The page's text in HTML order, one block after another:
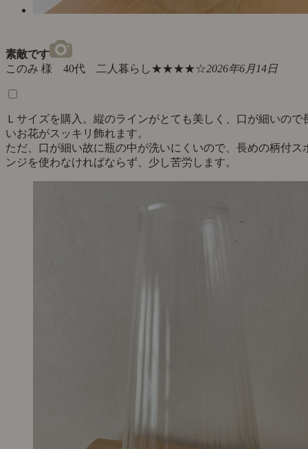
素敵です
このみ 様 40代 二人暮らし★★★★☆2026年6月14日
Ｌサイズを購入。縦のラインがとても美しく、口が細いので
いお花がスッキリ飾れます。
ただ、口が細い故に瓶の中が洗いにくいので、長めの柄付ス
ンジを使わなければならず、少し苦労します。